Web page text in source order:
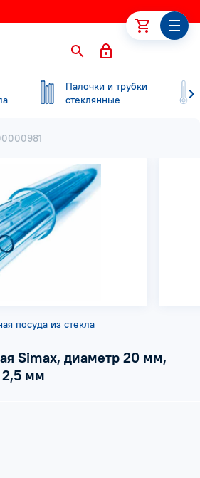
Палочки и трубки
стеклянные
посуда из стекла
Simax, диаметр 20 мм,
2,5 мм